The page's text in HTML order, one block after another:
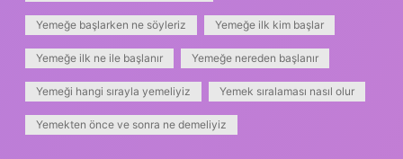
Yemeğe başlarken ne söyleriz Yemeğe ilk kim başlar
Yemeğe ilk ne ile başlanır Yemeğe nereden başlanır
Yemeği hangi sırayla yemeliyiz Yemek sıralaması nasıl olur
Yemekten önce ve sonra ne demeliyiz